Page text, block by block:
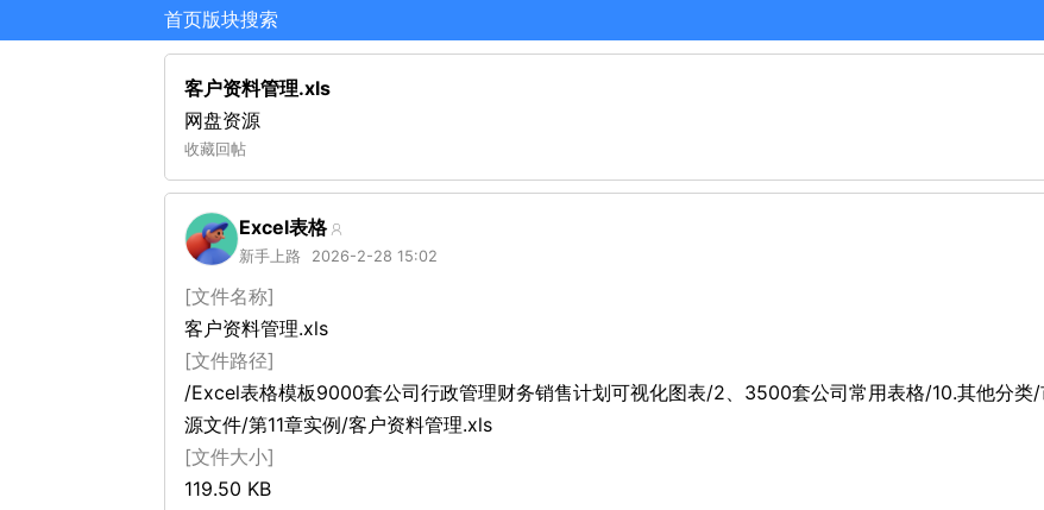
首页版块搜索
客户资料管理.xls
网盘资源
收藏回帖
Excel表格
新手上路 2026-2-28 15:02
[文件名称]
客户资料管理.xls
[文件路径]
/Excel表格模板9000套公司行政管理财务销售计划可视化图表/2、3500套公司常用表格/10.其他分
源文件/第11章实例/客户资料管理.xls
[文件大小]
119.50 KB